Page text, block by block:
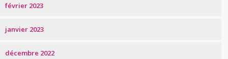
février 2023
janvier 2023
décembre 2022